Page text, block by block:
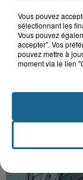
NOS
Vous pouvez
sélectionnant les
Vous pouvez
accepter". Vos
pouvez mettre à
moment via le lien